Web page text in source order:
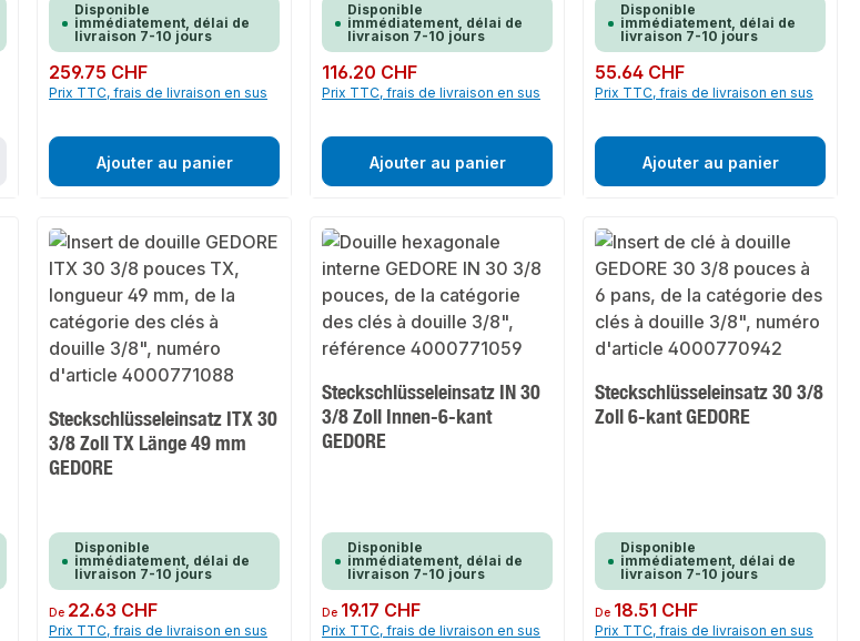
Disponible
immédiatement, délai de
livraison 7-10 jours
Prix régulier :
259.75 CHF
Prix TTC, frais de livraison en sus
Ajouter au panier
Disponible
immédiatement, délai de
livraison 7-10 jours
Prix régulier :
116.20 CHF
Prix TTC, frais de livraison en sus
Ajouter au panier
Disponible
immédiatement, délai de
livraison 7-10 jours
Prix régulier :
55.64 CHF
Prix TTC, frais de livraison en sus
Ajouter au panier
Steckschlüsseleinsatz ITX 30
3/8 Zoll TX Länge 49 mm
GEDORE
Disponible
immédiatement, délai de
livraison 7-10 jours
Prix régulier :
De 22.63 CHF
Prix TTC, frais de livraison en sus
Steckschlüsseleinsatz IN 30
3/8 Zoll Innen-6-kant
GEDORE
Disponible
immédiatement, délai de
livraison 7-10 jours
Prix régulier :
De 19.17 CHF
Prix TTC, frais de livraison en sus
Steckschlüsseleinsatz 30 3/8
Zoll 6-kant GEDORE
Disponible
immédiatement, délai de
livraison 7-10 jours
Prix régulier :
De 18.51 CHF
Prix TTC, frais de livraison en sus